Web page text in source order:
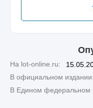
На lot-online.ru:
В официальном издании:
В Едином федеральном